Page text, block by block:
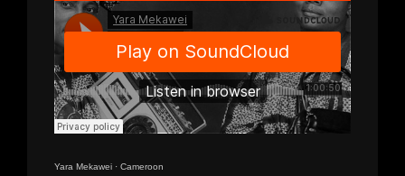
Yara Mekawei · Cameroon